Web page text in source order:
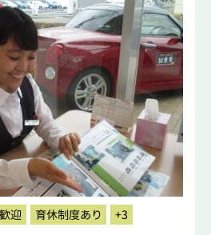
迎 育休制度あり +3